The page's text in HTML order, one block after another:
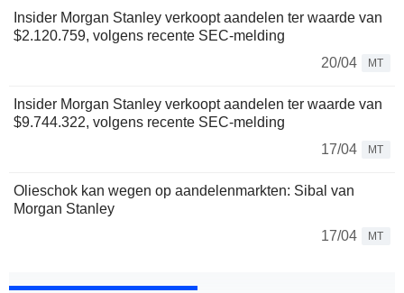
Insider Morgan Stanley verkoopt aandelen ter waarde van
$2.120.759, volgens recente SEC-melding
20/04
MT
Insider Morgan Stanley verkoopt aandelen ter waarde van
$9.744.322, volgens recente SEC-melding
17/04
MT
Olieschok kan wegen op aandelenmarkten: Sibal van
Morgan Stanley
17/04
MT